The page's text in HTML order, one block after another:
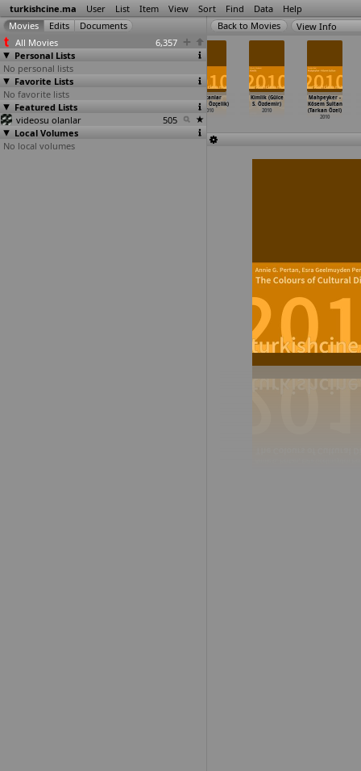
turkishcine.ma User List Item View Sort Find Data Help
All Movies
6,357
Personal Lists
No personal lists
Favorite Lists
No favorite lists
Featured Lists
videosu olanlar
505
Local Volumes
No local volumes
View Info
Requiem
(Ayhan Ozden)
2010
Ölücanlar
(Murat Özçelik)
2010
Kimlik (Gülce
S. Özdemir)
2010
Mahpeyker -
Kösem Sultan
(Tarkan Özel)
2010